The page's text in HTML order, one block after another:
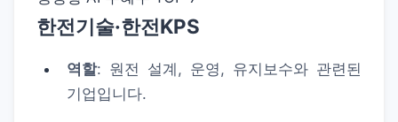
한전기술·한전KPS
역할: 원전 설계, 운영, 유지보수와 관련된
기업입니다.